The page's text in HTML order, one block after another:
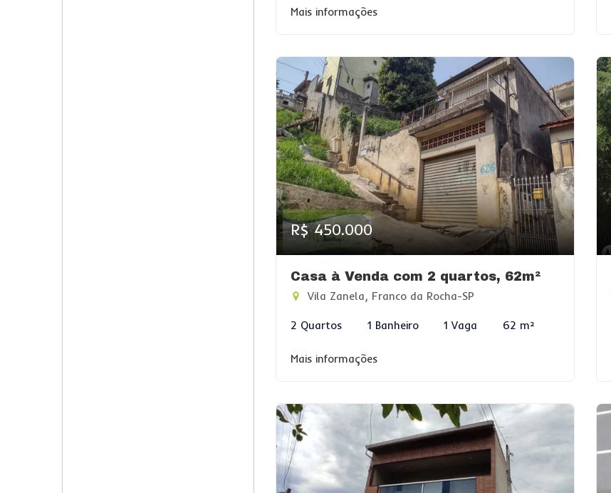
Mais informações
R$ 450.000
Casa à Venda com 2 quartos, 62m²
Vila Zanela, Franco da Rocha-SP
2 Quartos 1 Banheiro 1 Vaga 62 m²
Mais informações